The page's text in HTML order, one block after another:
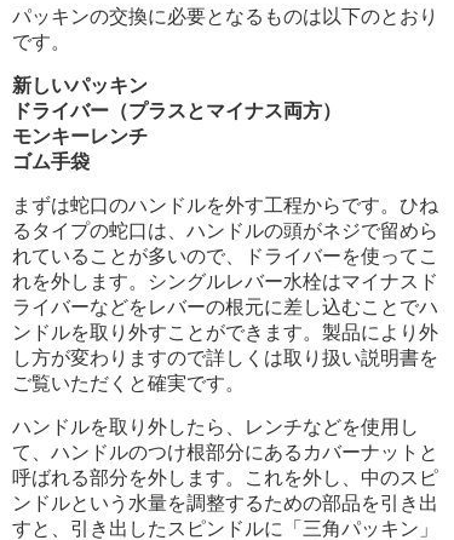
パッキンの交換に必要となるものは以下のとおり
です。
新しいパッキン
ドライバー（プラスとマイナス両方）
モンキーレンチ
ゴム手袋
まずは蛇口のハンドルを外す工程からです。ひね
るタイプの蛇口は、ハンドルの頭がネジで留めら
れていることが多いので、ドライバーを使ってこ
れを外します。シングルレバー水栓はマイナスド
ライバーなどをレバーの根元に差し込むことでハ
ンドルを取り外すことができます。製品により外
し方が変わりますので詳しくは取り扱い説明書を
ご覧いただくと確実です。
ハンドルを取り外したら、レンチなどを使用し
て、ハンドルのつけ根部分にあるカバーナットと
呼ばれる部分を外します。これを外し、中のスピ
ンドルという水量を調整するための部品を引き出
すと、引き出したスピンドルに「三角パッキン」